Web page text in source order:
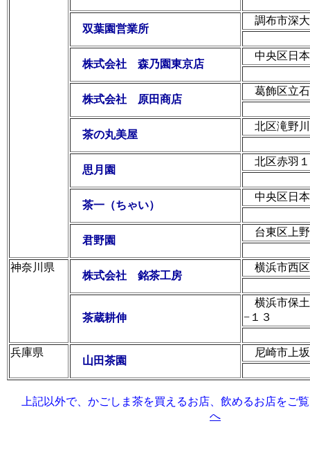
双葉園営業所
調布市深大
株式会社 森乃園東京店
中央区日本
株式会社 原田商店
葛飾区立
茶の丸美屋
北区滝野
思月園
北区赤羽
茶一（ちゃい）
中央区日本
君野園
台東区上
神奈川県
株式会社 銘茶工房
横浜市西
茶蔵耕伸
横浜市保土
−１３
兵庫県
山田茶園
尼崎市上
上記以外で、かごしま茶を買えるお店、飲めるお店をご
へ